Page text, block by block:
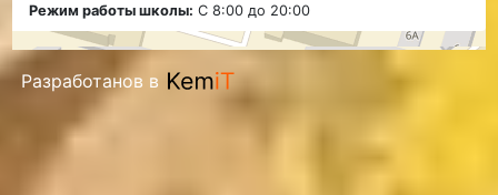
Режим работы школы: С 8:00 до 20:00
Разработанов в